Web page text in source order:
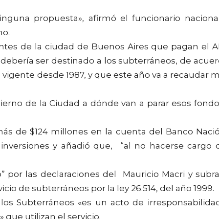
propuesta», afirmó el funcionario
de la ciudad de Buenos Aires que pagan el
ser destinado a los subterráneos, de
desde 1987, y que este año va a recaudar
de la Ciudad a dónde van a parar esos
de $124 millones en la cuenta del Banco
y añadió que, “al no hacerse cargo
por las declaraciones del Mauricio Macri y
de subterráneos por la ley 26.514, del año 1999.
Subterráneos «es un acto de
utilizan el servicio.